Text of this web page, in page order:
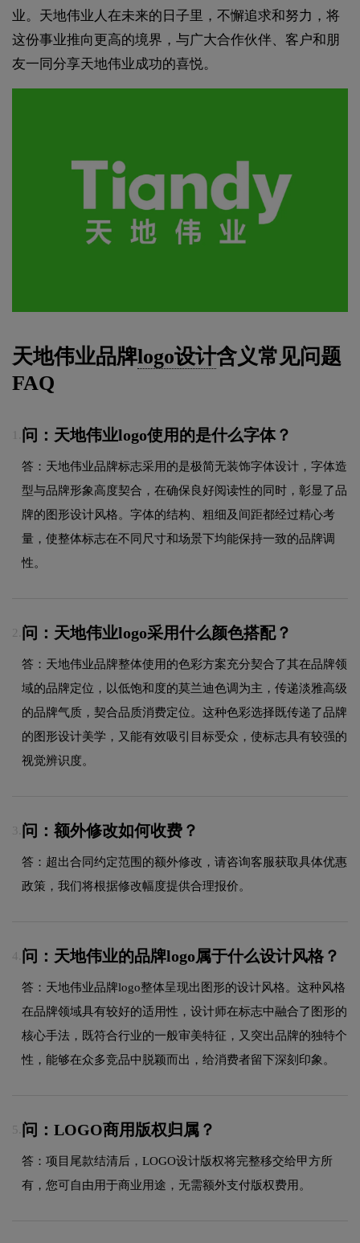
业。天地伟业人在未来的日子里，不懈追求和努力，将
这份事业推向更高的境界，与广大合作伙伴、客户和朋
友一同分享天地伟业成功的喜悦。
天地伟业品牌logo设计含义常见问题
FAQ
问：天地伟业logo使用的是什么字体？
答：天地伟业品牌标志采用的是极简无装饰字体设计，字体造
型与品牌形象高度契合，在确保良好阅读性的同时，彰显了品
牌的图形设计风格。字体的结构、粗细及间距都经过精心考
量，使整体标志在不同尺寸和场景下均能保持一致的品牌调
性。
2. 问：天地伟业logo采用什么颜色搭配？
答：天地伟业品牌整体使用的色彩方案充分契合了其在品牌领
域的品牌定位，以低饱和度的莫兰迪色调为主，传递淡雅高级
的品牌气质，契合品质消费定位。这种色彩选择既传递了品牌
的图形设计美学，又能有效吸引目标受众，使标志具有较强的
视觉辨识度。
3. 问：额外修改如何收费？
答：超出合同约定范围的额外修改，请咨询客服获取具体优惠
政策，我们将根据修改幅度提供合理报价。
4. 问：天地伟业的品牌logo属于什么设计风格？
答：天地伟业品牌logo整体呈现出图形的设计风格。这种风格
在品牌领域具有较好的适用性，设计师在标志中融合了图形的
核心手法，既符合行业的一般审美特征，又突出品牌的独特个
性，能够在众多竞品中脱颖而出，给消费者留下深刻印象。
5. 问：LOGO商用版权归属？
答：项目尾款结清后，LOGO设计版权将完整移交给甲方所
有，您可自由用于商业用途，无需额外支付版权费用。